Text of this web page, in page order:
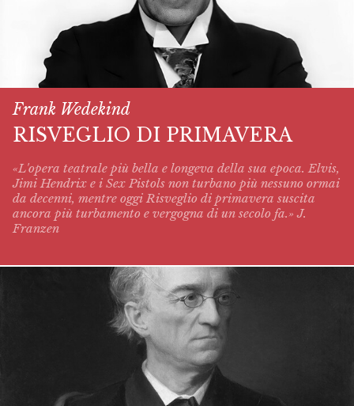
Frank Wedekind
RISVEGLIO DI PRIMAVERA
«L'opera teatrale più bella e longeva della sua epoca. Elvis,
Jimi Hendrix e i Sex Pistols non turbano più nessuno ormai
da decenni, mentre oggi Risveglio di primavera suscita
ancora più turbamento e vergogna di un secolo fa.» J.
Franzen